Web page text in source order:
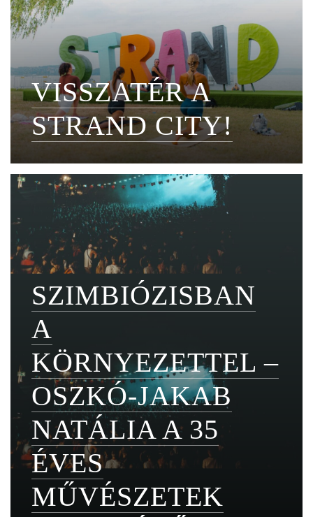
VISSZATÉR A
STRAND CITY!
SZIMBIÓZISBAN
A
KÖRNYEZETTEL –
OSZKÓ-JAKAB
NATÁLIA A 35
ÉVES
MŰVÉSZETEK